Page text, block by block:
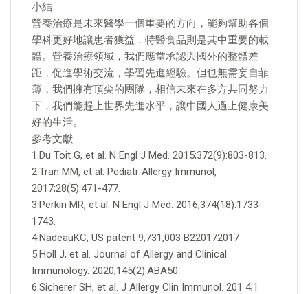
小結
營養治療是未來醫學一個重要的方向，能夠幫助各個
學科更好地讓患者獲益，特醫食品則是其中重要的載
體。營養治療領域，我們應當承認與國外的整體差
距，促進學術交流，學習先進經驗。但也無需妄自菲
薄，我們擁有頂尖的團隊，相信未來在多方共同努力
下，我們能趕上世界先進水平，讓中國人過上健康美
好的生活。
參考文獻
1.Du Toit G, et al. N Engl J Med. 2015;372(9):803-813.
2.Tran MM, et al. Pediatr Allergy Immunol,
2017;28(5):471-477.
3.Perkin MR, et al. N Engl J Med. 2016;374(18):1733-
1743.
4.NadeauKC, US patent 9,731,003 B220172017
5.Holl J, et al. Journal of Allergy and Clinical
Immunology. 2020;145(2):ABA50.
6.Sicherer SH, et al. J Allergy Clin Immunol. 201 4;1